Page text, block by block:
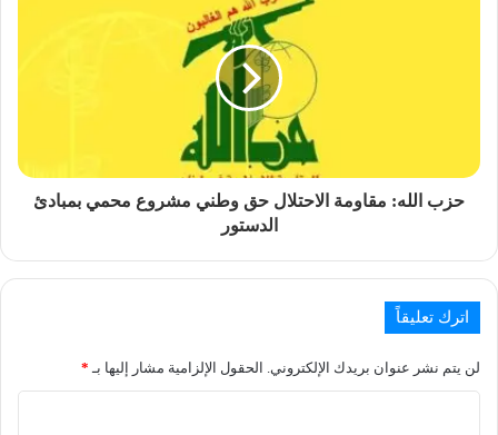
حزب الله: مقاومة الاحتلال حق وطني مشروع محمي بمبادئ
الدستور
اترك تعليقاً
لن يتم نشر عنوان بريدك الإلكتروني. الحقول الإلزامية مشار إليها بـ *